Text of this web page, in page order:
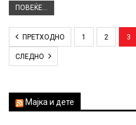
ПОВЕЌЕ...
ПРЕТХОДНО 1 2 3
СЛЕДНО
Мајка и дете